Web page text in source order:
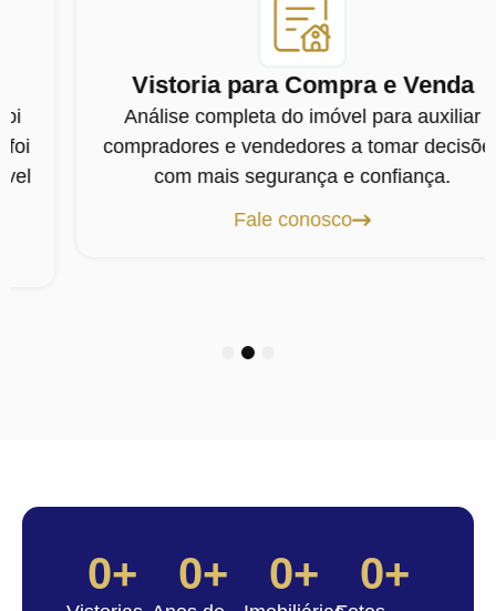
Vistoria para Compra e Venda
Análise completa do imóvel para auxiliar
compradores e vendedores a tomar decisões
com mais segurança e confiança.
Fale conosco
0+ 0+ 0+ 0+